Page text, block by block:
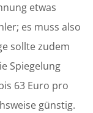
etwas
es muss also
sollte zudem
Spiegelung
63 Euro pro
günstig.